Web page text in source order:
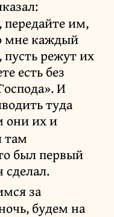
им,
мне каждый
пусть режут их
есть без
И
туда
они их и
там
был первый
за
будем на